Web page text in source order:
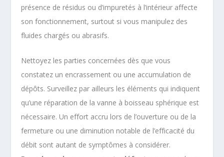
présence de résidus ou d’impuretés à l’intérieur affecte
son fonctionnement, surtout si vous manipulez des
fluides chargés ou abrasifs.
Nettoyez les parties concernées dès que vous
constatez un encrassement ou une accumulation de
dépôts. Surveillez par ailleurs les éléments qui indiquent
qu’une réparation de la vanne à boisseau sphérique est
nécessaire. Un effort accru lors de l’ouverture ou de la
fermeture ou une diminution notable de l’efficacité du
débit sont autant de symptômes à considérer.